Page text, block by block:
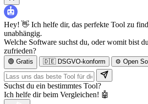
Hey! 👋 Ich helfe dir, das perfekte Tool zu
unabhängig.
Welche Software suchst du, oder womit bist
zufrieden?
🟢 Gratis 🇩🇪 DSGVO-konform ⚙️ Open
Suchst du ein bestimmtes Tool?
Ich helfe dir beim Vergleichen! 🤖